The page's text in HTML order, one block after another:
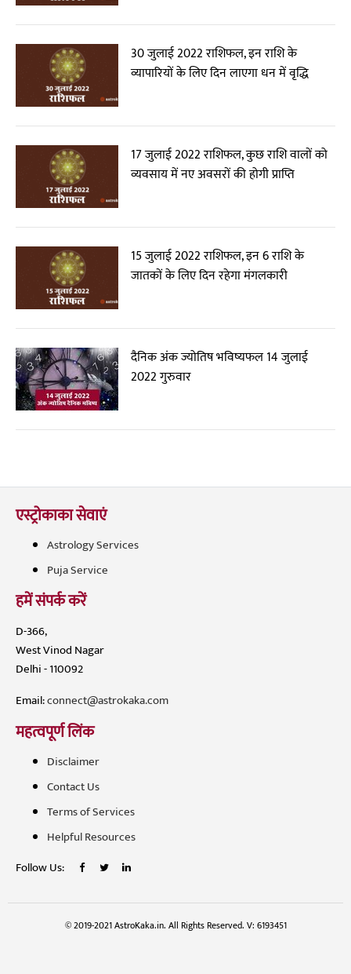
30 जुलाई 2022 राशिफल, इन राशि के
व्यापारियों के लिए दिन लाएगा धन में वृद्धि
17 जुलाई 2022 राशिफल, कुछ राशि वालों को
व्यवसाय में नए अवसरों की होगी प्राप्ति
15 जुलाई 2022 राशिफल, इन 6 राशि के
जातकों के लिए दिन रहेगा मंगलकारी
दैनिक अंक ज्योतिष भविष्यफल 14 जुलाई
2022 गुरुवार
एस्ट्रोकाका सेवाएं
Astrology Services
Puja Service
हमें संपर्क करें
D-366,
West Vinod Nagar
Delhi - 110092
Email:connect@astrokaka.com
महत्वपूर्ण लिंक
Disclaimer
Contact Us
Terms of Services
Helpful Resources
Follow Us:
© 2019-2021 AstroKaka.in. All Rights Reserved. V: 6193451